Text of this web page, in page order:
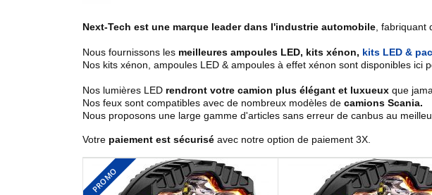
Next-Tech est une marque leader dans l'industrie automobile , fabriquant
Nous fournissons les meilleures ampoules LED, kits xénon, kits LED &
Nos kits xénon, ampoules LED & ampoules à effet xénon sont disponibles ici
Nos lumières LED rendront votre camion plus élégant et luxueux que
Nos feux sont compatibles avec de nombreux modèles de camions Scania.
Nous proposons une large gamme d'articles sans erreur de canbus au
Votre paiement est sécurisé avec notre option de paiement 3X.
PROMO